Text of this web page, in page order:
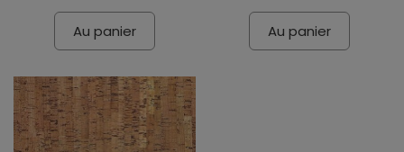
Au panier Au panier